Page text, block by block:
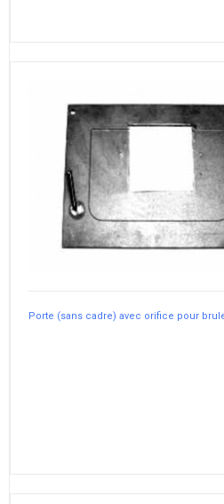
Porte (sans cadre) avec orifice pour